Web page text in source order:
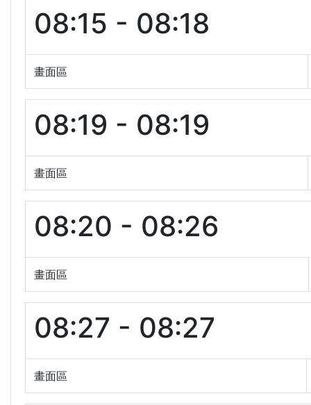
08:15 - 08:18
畫面區
08:19 - 08:19
畫面區
08:20 - 08:26
畫面區
08:27 - 08:27
畫面區